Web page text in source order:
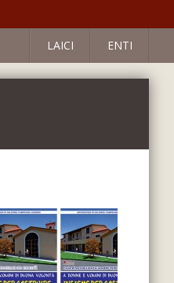
LAICI ENTI